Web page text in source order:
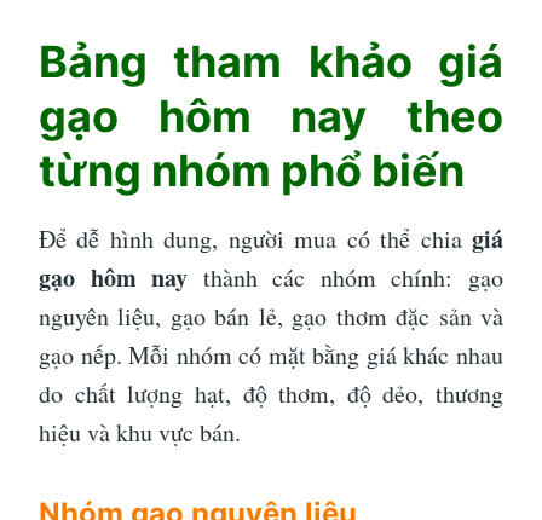
Bảng tham khảo giá
gạo hôm nay theo
từng nhóm phổ biến
Để dễ hình dung, người mua có thể chia giá
gạo hôm nay thành các nhóm chính: gạo
nguyên liệu, gạo bán lẻ, gạo thơm đặc sản và
gạo nếp. Mỗi nhóm có mặt bằng giá khác nhau
do chất lượng hạt, độ thơm, độ dẻo, thương
hiệu và khu vực bán.